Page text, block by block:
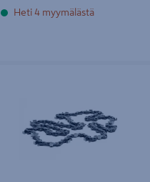
Heti 4 myymälästä